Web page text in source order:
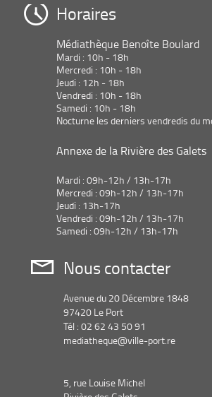
Horaires
Médiathèque Benoîte Boulard
Mardi : 10h - 18h
Mercredi : 10h - 18h
Jeudi : 12h - 18h
Vendredi : 10h - 18h
Samedi : 10h - 18h
Nocturne les derniers vendredis du
Annexe de la Rivière des Galets
Mardi : 09h-12h / 13h-17h
Mercredi : 09h-12h / 13h-17h
Jeudi : 13h-17h
Vendredi : 09h-12h / 13h-17h
Samedi : 09h-12h / 13h-17h
Nous contacter
Avenue du 20 Décembre 1848
97420 Le Port
Tél : 02 62 43 50 91
mediatheque@ville-port.re
5, rue Louise Michel